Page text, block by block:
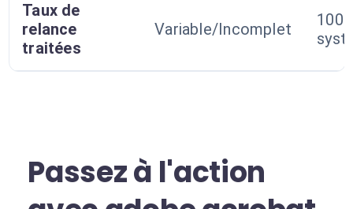
Taux de
relance
traitées
Variable/Incomplet
Passez à l'action